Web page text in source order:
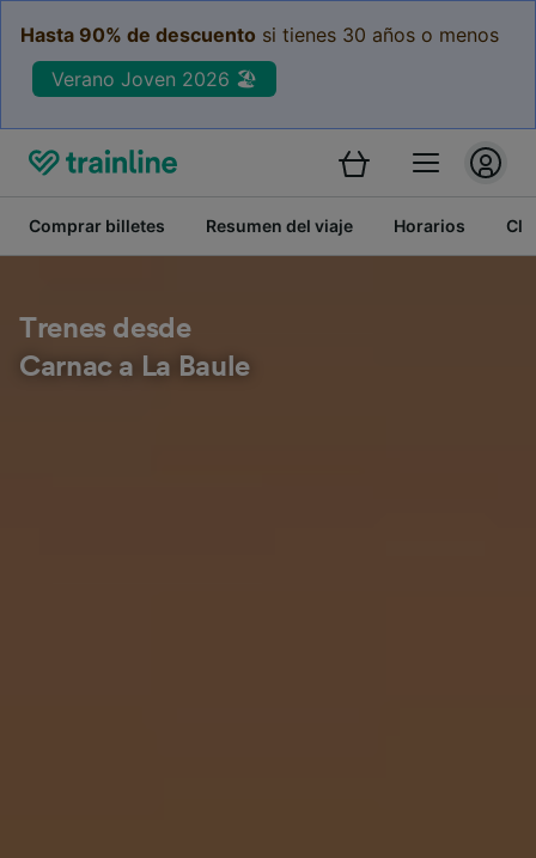
Hasta 90% de descuento si tienes 30 años o menos
Verano Joven 2026 🏖️
Comprar billetes Resumen del viaje Horarios
Trenes desde
Carnac a La Baule